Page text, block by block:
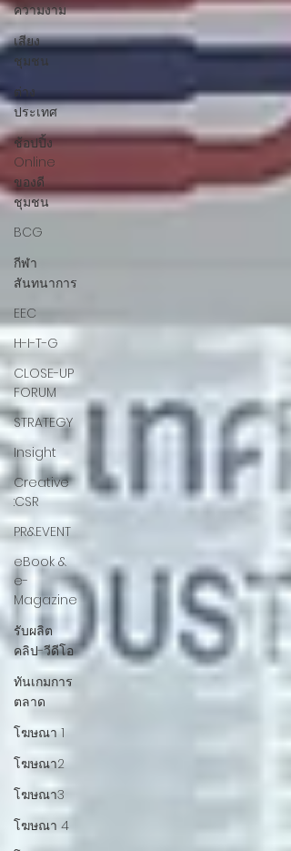
ความงาม
เสียง
ชุมชน
ต่าง
ประเทศ
ช้อปปิ้ง
Online
ของดี
ชุมชน
BCG
กีฬา
สันทนาการ
EEC
H-I-T-G
CLOSE-UP
FORUM
STRATEGY
Insight
Creative
:CSR
PR&EVENT
eBook &
e-
Magazine
รับผลิต
คลิป-วีดีโอ
ทันเกมการ
ตลาด
โฆษณา 1
โฆษณา2
โฆษณา3
โฆษณา 4